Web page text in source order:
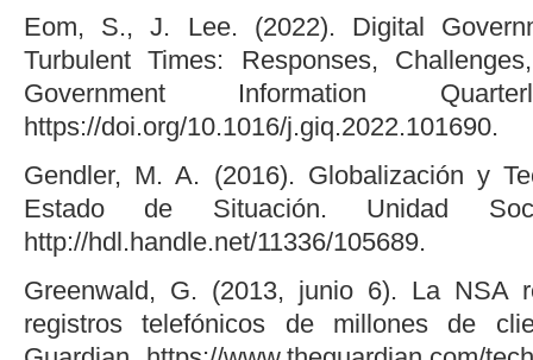
Eom, S., J. Lee. (2022). Digital
Turbulent Times: Responses,
Government Information
https://doi.org/10.1016/j.giq.2022.101690.
Gendler, M. A. (2016). Globalización y
Estado de Situación. Unidad
http://hdl.handle.net/11336/105689.
Greenwald, G. (2013, junio 6). La NSA
registros telefónicos de millones de